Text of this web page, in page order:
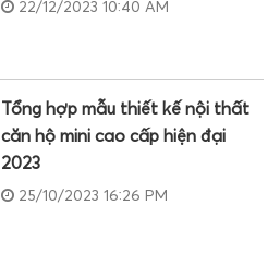
22/12/2023 10:40 AM
Tổng hợp mẫu thiết kế nội thất
căn hộ mini cao cấp hiện đại
2023
25/10/2023 16:26 PM